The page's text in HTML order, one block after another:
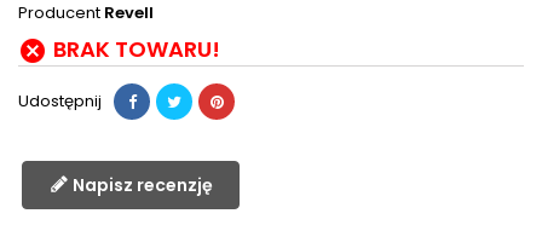
Producent Revell
 BRAK TOWARU!
Udostępnij
Napisz recenzję